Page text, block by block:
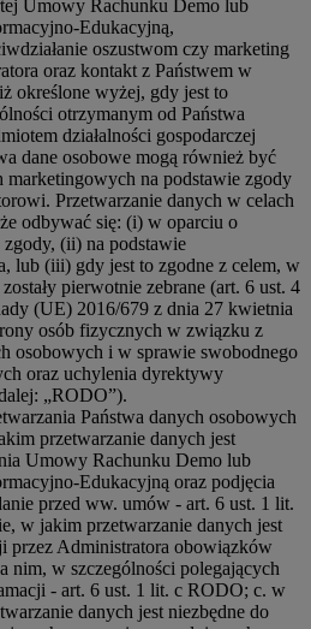
Umowy Rachunku Demo lub
Edukacyjną,
oszustwom czy marketing
oraz kontakt z Państwem w
określone wyżej, gdy jest to
otrzymanym od Państwa
działalności gospodarczej
dane osobowe mogą również być
marketingowych na podstawie zgody
Przetwarzanie danych w celach
odbywać się: (i) w oparciu o
(ii) na podstawie
lub (iii) gdy jest to zgodne z celem, w
pierwotnie zebrane (art. 6 ust. 4
(UE) 2016/679 z dnia 27 kwietnia
osób fizycznych w związku z
osobowych i w sprawie swobodnego
oraz uchylenia dyrektywy
„RODO”).
Państwa danych osobowych
przetwarzanie danych jest
Umowy Rachunku Demo lub
Edukacyjną oraz podjęcia
przed ww. umów - art. 6 ust. 1 lit.
w jakim przetwarzanie danych jest
przez Administratora obowiązków
nim, w szczególności polegających
- art. 6 ust. 1 lit. c RODO; c. w
danych jest niezbędne do